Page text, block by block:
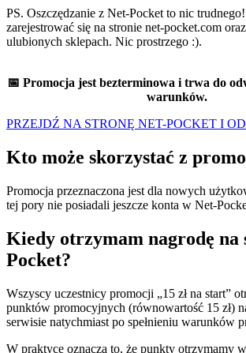
PS. Oszczędzanie z Net-Pocket to nic
zarejestrować się na stronie net-pocket.com
ulubionych sklepach. Nic prostrzego :).
📅 Promocja jest bezterminowa i trwa do
warunków.
PRZEJDŹ NA STRONĘ NET-POCKET I
Kto może skorzystać z
Promocja przeznaczona jest dla nowych
tej pory nie posiadali jeszcze konta w Net-
Kiedy otrzymam nagrodę na
Pocket?
Wszyscy uczestnicy promocji „15 zł na start”
punktów promocyjnych (równowartość 15 zł)
serwisie natychmiast po spełnieniu warunków
W praktyce oznacza to, że punkty otrzymamy